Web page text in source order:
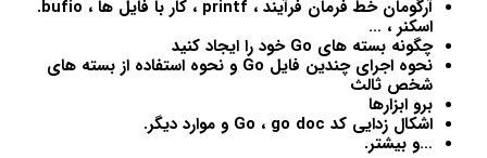
آرگومان خط فرمان فرآیند ، printf ، کار با فایل ها ، bufio.
اسکنر ، …
چگونه بسته های Go خود را ایجاد کنید
نحوه اجرای چندین فایل Go و نحوه استفاده از بسته های
شخص ثالث
برو ابزارها
اشکال زدایی کد Go ، go doc و موارد دیگر.
…و بیشتر.